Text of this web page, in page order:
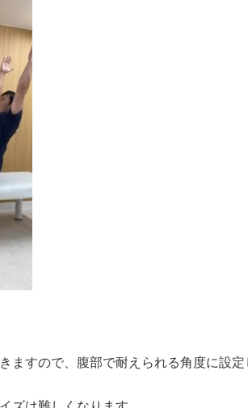
ますので、腹部で耐えられる角度に設定